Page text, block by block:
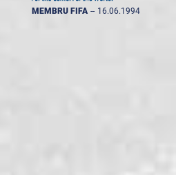
MEMBRU FIFA -- 16.06.1994